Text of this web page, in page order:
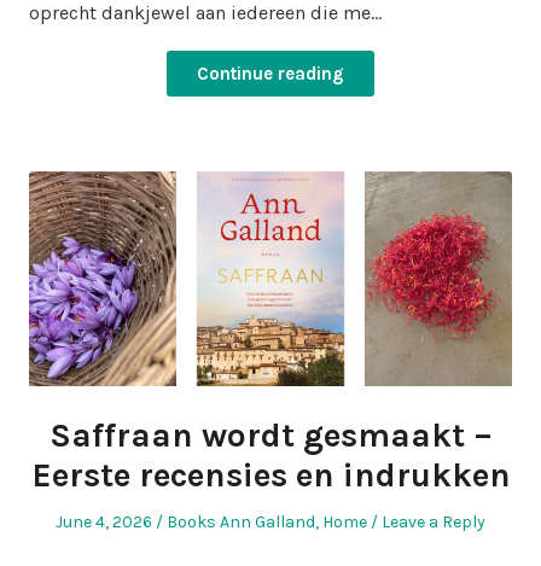
oprecht dankjewel aan iedereen die me…
Continue reading
Saffraan wordt gesmaakt –
Eerste recensies en indrukken
Posted
June 4, 2026
Posted
Books Ann Galland, Home Leave a Reply